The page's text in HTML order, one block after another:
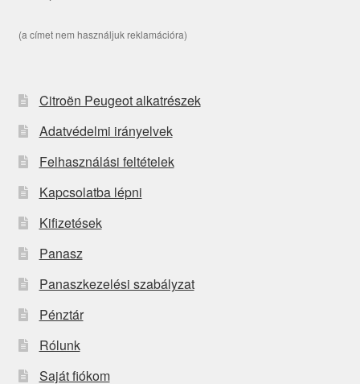
(a címet nem használjuk reklamációra)
Citroën Peugeot alkatrészek
Adatvédelmi irányelvek
Felhasználási feltételek
Kapcsolatba lépni
Kifizetések
Panasz
Panaszkezelési szabályzat
Pénztár
Rólunk
Saját fiókom